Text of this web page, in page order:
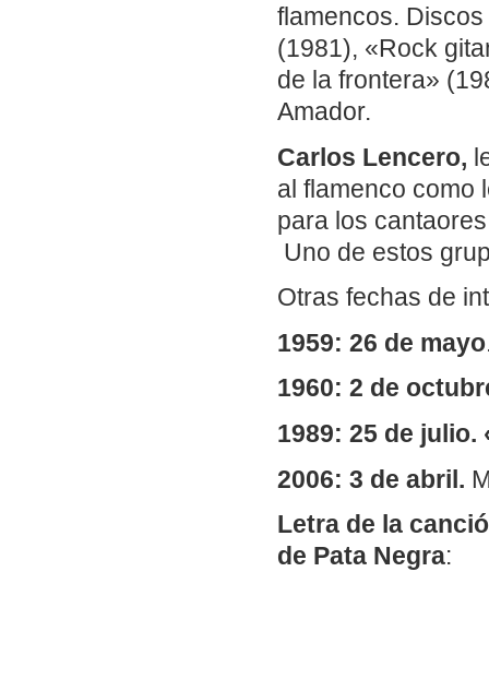
flamencos.
(1981), «Rock
de la frontera»
Amador.
Carlos Lencero,
al flamenco como
para los
Uno de estos
Otras fechas de
1959: 26 de mayo
1960: 2 de
1989: 25 de julio.
2006: 3 de abril.
Letra de la
de Pata Negra: